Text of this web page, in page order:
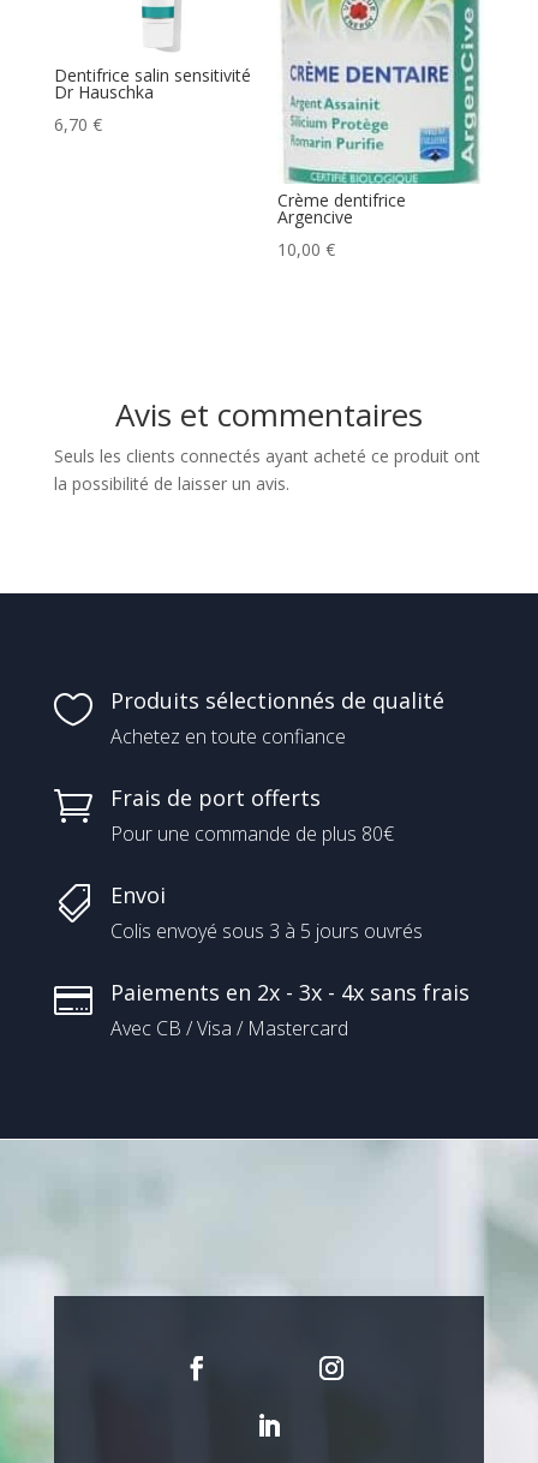
Dentifrice salin sensitivité
Dr Hauschka
6,70 €
Crème dentifrice
Argencive
10,00€
Avis et commentaires
Seuls les clients connectés ayant acheté ce produit ont
la possibilité de laisser un avis.
 Produits sélectionnés de qualité
Achetez en toute confiance
 Frais de port offerts
Pour une commande de plus 80€
 Envoi
Colis envoyé sous 3 à 5 jours ouvrés
 Paiements en 2x - 3x - 4x sans frais
Avec CB / Visa / Mastercard